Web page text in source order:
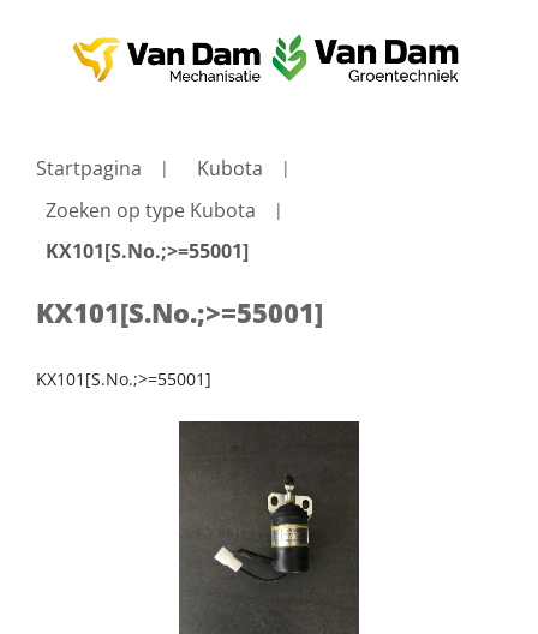
Startpagina
Kubota
Zoeken op type Kubota
KX101[S.No.;>=55001]
KX101[S.No.;>=55001]
KX101[S.No.;>=55001]